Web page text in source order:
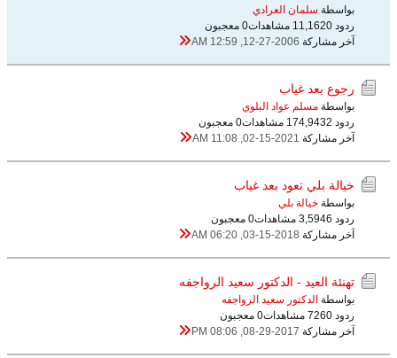
بواسطة سلمان العرادي
ردود 0
11,162 مشاهدات
0 معجبون
آخر مشاركة 12-27-2006, 12:59 AM
رجوع بعد غياب
بواسطة مسلم عواد البلوي
ردود 2
174,943 مشاهدات
0 معجبون
آخر مشاركة 02-15-2021, 11:08 AM
خيالة بلي تعود بعد غياب
بواسطة خيالة بلي
ردود 6
3,594 مشاهدات
0 معجبون
آخر مشاركة 03-15-2018, 06:20 AM
تهنئة العيد - الدكتور سعيد الرواجفه
بواسطة الدكتور سعيد الرواجفه
ردود 0
726 مشاهدات
0 معجبون
آخر مشاركة 08-29-2017, 08:06 PM